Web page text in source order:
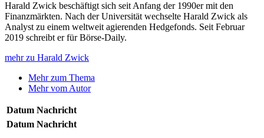
Harald Zwick beschäftigt sich seit Anfang der 1990er mit den
Finanzmärkten. Nach der Universität wechselte Harald Zwick als
Analyst zu einem weltweit agierenden Hedgefonds. Seit Februar
2019 schreibt er für Börse-Daily.
mehr zu Harald Zwick
Mehr zum Thema
Mehr vom Autor
Datum Nachricht
Datum Nachricht